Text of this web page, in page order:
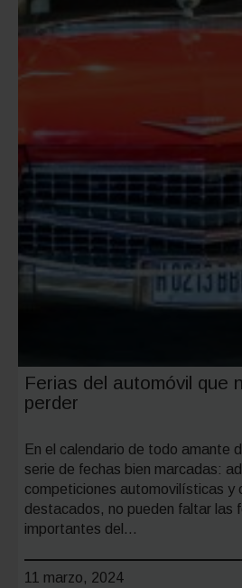
Ferias del automóvil que
perder
En el calendario de todo amante
serie de fechas bien marcadas:
competiciones automovilísticas y
destacados, no pueden faltar las
importantes del…
11 marzo, 2024